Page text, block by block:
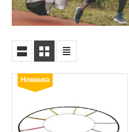
Новинка